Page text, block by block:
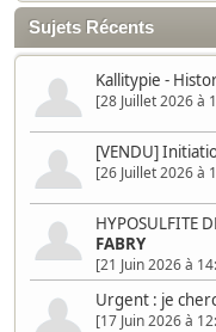
Sujets Récents
Kallitypie -
[28 Juillet 2026 à
[VENDU]
[26 Juillet 2026 à
HYPOSULFITE
FABRY
[21 Juin 2026 à
Urgent : je
[17 Juin 2026 à